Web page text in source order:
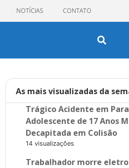
NOTÍCIAS CONTATO
As mais visualizadas da
Trágico Acidente em
Adolescente de 17 Anos
Decapitada em Colisão
14 visualizações
Trabalhador morre